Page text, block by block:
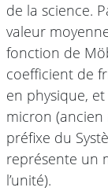
de la science.
valeur
fonction de
coefficient de
en physique,
micron
préfixe du
représente un
l’unité).